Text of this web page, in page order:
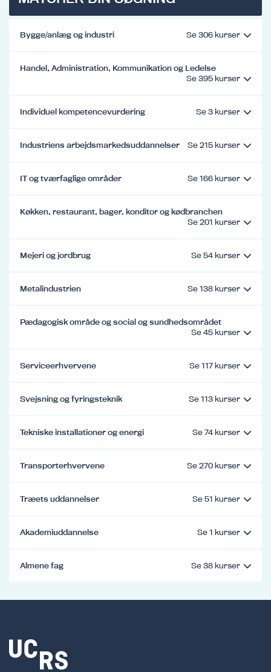
efter
fra
ord.
på
siden.
vælges
filter,
fra
filtrering.
Bygge/anlæg og industri
Handel, Administration, Kommunikation og Ledelse
Individuel kompetencevurdering
Industriens arbejdsmarkedsuddannelser
IT og tværfaglige områder
Køkken, restaurant, bager, konditor og kødbranchen
Mejeri og jordbrug
Metalindustrien
Pædagogisk område og social og sundhedsområdet
Serviceerhvervene
Svejsning og fyringsteknik
Tekniske installationer og energi
Transporterhvervene
Træets uddannelser
Akademiuddannelse
Almene fag